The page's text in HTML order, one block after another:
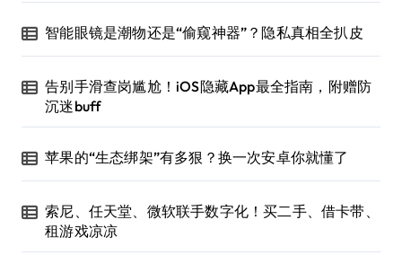
智能眼镜是潮物还是“偷窥神器”？隐私真相全扒皮
告别手滑查岗尴尬！iOS隐藏App最全指南，附赠防
沉迷buff
苹果的“生态绑架”有多狠？换一次安卓你就懂了
索尼、任天堂、微软联手数字化！买二手、借卡带、
租游戏凉凉